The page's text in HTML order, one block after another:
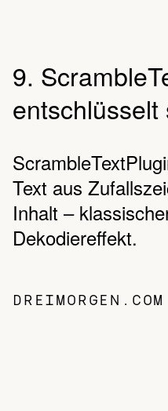
9.
entschlüsselt
Text aus
Inhalt –
Dekodiereffekt.
DREIMORGEN.COM